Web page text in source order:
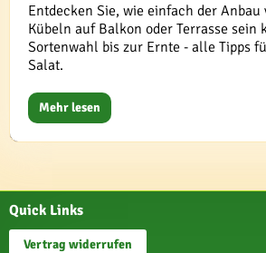
Entdecken Sie, wie einfach der Anbau
Kübeln auf Balkon oder Terrasse sein
Sortenwahl bis zur Ernte - alle Tipps
Salat.
Mehr lesen
Quick Links
Vertrag widerrufen